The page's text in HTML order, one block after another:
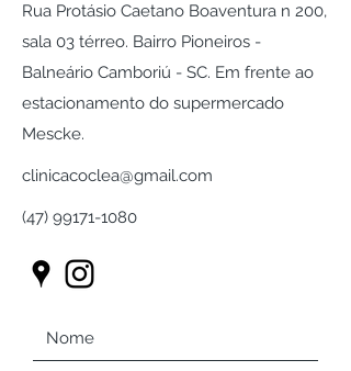
Rua Protásio Caetano Boaventura n 200,
sala 03 térreo. Bairro Pioneiros -
Balneário Camboriú - SC. Em frente ao
estacionamento do supermercado
Mescke.
clinicacoclea@gmail.com
(47) 99171-1080